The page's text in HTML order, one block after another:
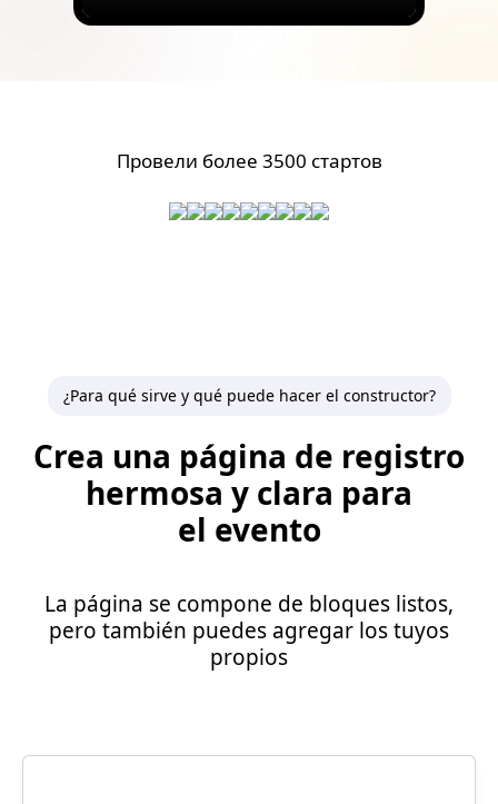
Провели более 3500 стартов
¿Para qué sirve y qué puede hacer el constructor?
Crea una página de registro
hermosa y clara para
el evento
La página se compone de bloques listos,
pero también puedes agregar los tuyos
propios